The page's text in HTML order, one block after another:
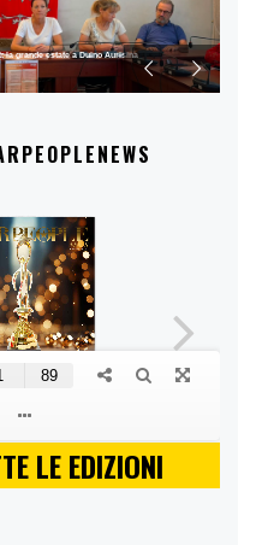
la grande estate a Duino Aurisina
LE EDIZIONI